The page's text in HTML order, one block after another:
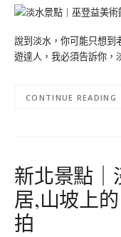
說到淡水，你可能只想到
遊達人，我必須告訴你
CONTINUE READING
新北景點｜
居,山坡上
拍